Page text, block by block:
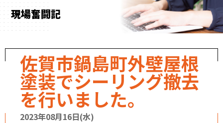
現場奮闘記
佐賀市鍋島町外壁屋根
塗装でシーリング撤去
を行いました。
2023年08月16日(水)